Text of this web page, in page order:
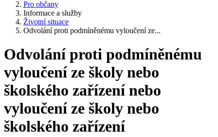
Pro občany
Informace a služby
Životní situace
Odvolání proti podmíněnému vyloučení ze...
Odvolání proti podmíněnému
vyloučení ze školy nebo
školského zařízení nebo
vyloučení ze školy nebo
školského zařízení